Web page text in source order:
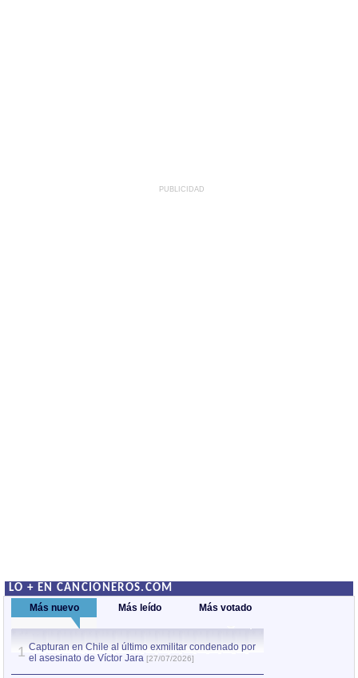
PUBLICIDAD
LO + EN CANCIONEROS.COM
Más nuevo Más leído Más votado
1 Capturan en Chile al último exmilitar condenado por
el asesinato de Víctor Jara [27/07/2026]